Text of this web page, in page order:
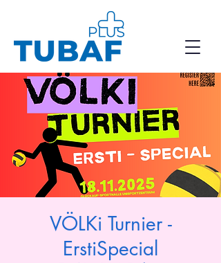
VÖLKi Turnier -
ErstiSpecial